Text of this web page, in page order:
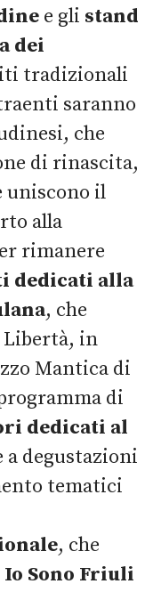
e gli stand
dei
tradizionali
saranno
che
di rinascita,
uniscono il
alla
rimanere
dedicati alla
, che
Libertà, in
Mantica di
di
dedicati al
a degustazioni
tematici
, che
Sono Friuli